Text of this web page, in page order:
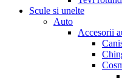
Scule si unelte
Auto
Accesorii